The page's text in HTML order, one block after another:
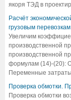
якоря ТЭД в
Расчёт
грузовым перевозкам
Увеличим
производственной
производственной
формулам (14)-(20):
Переменные
Проверка обмотки.
Проверка обмотки